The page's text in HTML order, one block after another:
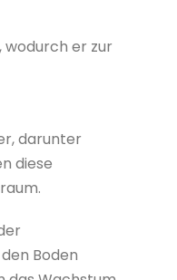
wodurch er zur
darunter
diese
Boden